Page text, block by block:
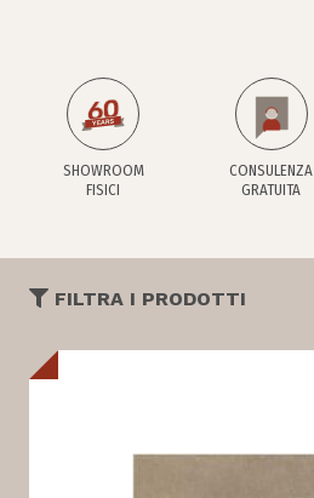
SHOWROOM
FISICI
CONSULENZA
GRATUITA
FILTRA I PRODOTTI